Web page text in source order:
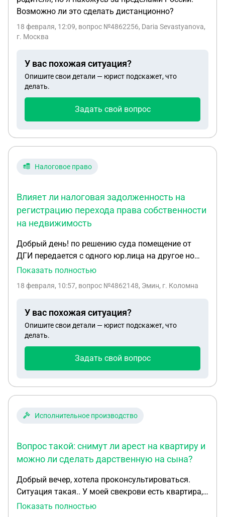
Возможно ли это сделать дистанционно?
18 февраля, 12:09, вопрос №4862256, Daria Sevastyanova,
г. Москва
У вас похожая ситуация?
Опишите свои детали — юрист подскажет, что
делать.
Задать свой вопрос
Налоговое право
Влияет ли налоговая задолженность на
регистрацию перехода права собственности
на недвижимость
Добрый день! по решению суда помещение от
ДГИ передается с одного юр.лица на другое но
появилась налоговая задолженность по налогу
будет ли это запретом на рег действия в РР? и
налоги от нового юр лица? Спасибо
Показать полностью
18 февраля, 10:57, вопрос №4862148, Эмин, г. Коломна
У вас похожая ситуация?
Опишите свои детали — юрист подскажет, что
делать.
Задать свой вопрос
Исполнительное производство
Вопрос такой: снимут ли арест на квартиру и
можно ли сделать дарственную на сына?
Добрый вечер, хотела проконсультироваться.
Ситуация такая.. У моей свекрови есть квартира,
но она в аресте, есть долги по жкх и алиментам
Показать полностью